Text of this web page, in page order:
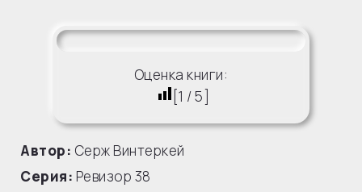
Оценка книги:
1 /5
Автор: Серж Винтеркей
Серия: Ревизор 38